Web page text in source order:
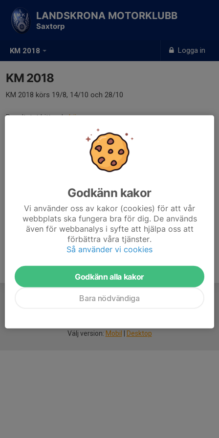
KM 2018 Logga in
LANDSKRONA MOTORKLUBB
Saxtorp
KM 2018
KM 2018 körs 19/8, 14/10 och 28/10
Resultatet hittar duhär.
Välj version: Mobil Desktop
Godkänn kakor
Vi använder oss av kakor (cookies) för att vår
webbplats ska fungera bra för dig. De används
även för webbanalys i syfte att hjälpa oss att
förbättra våra tjänster.
Så använder vi cookies
Godkänn alla kakor
Bara nödvändiga